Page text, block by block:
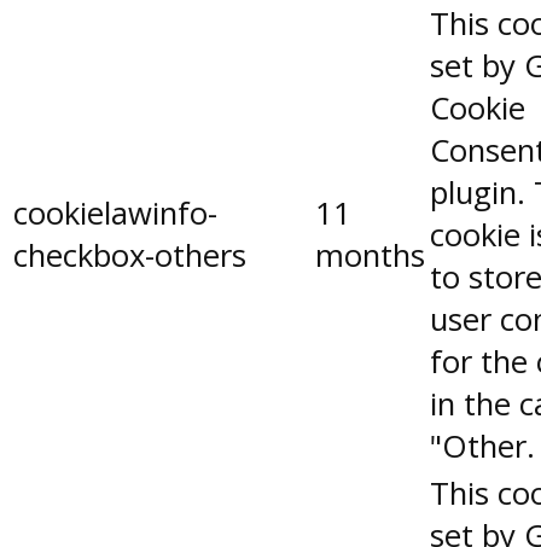
cookielawinfo-
checkbox-others
11
months
This
set by
Cookie
plugin.
cookie
to
user
for the
in the
"Other.
This
set by